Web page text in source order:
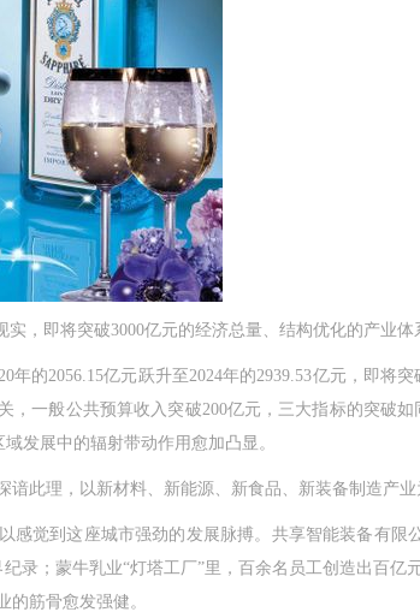
即将突破3000亿元的经济总量、结构优化的产业体
的2056.15亿元跃升至2024年的2939.53亿元，即将
，一般公共预算收入突破200亿元，三大指标的突破
发展中的辐射带动作用愈加凸显。
理，以新材料、新能源、新食品、新装备制造产业
觉到这座城市强劲的发展脉搏。共享智能装备有限
录；蒙牛乳业“灯塔工厂”里，百余名员工创造出百
的筋骨愈发强健。